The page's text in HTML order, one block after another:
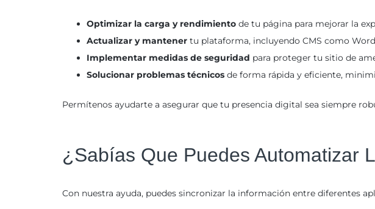
Optimizar la carga y rendimiento de tu página para mejorar la
Actualizar y mantener tu plataforma, incluyendo CMS como
Implementar medidas de seguridad para proteger tu sitio de
Solucionar problemas técnicos de forma rápida y eficiente,
Permítenos ayudarte a asegurar que tu presencia digital sea siempre
¿Sabías Que Puedes Automatizar
Con nuestra ayuda, puedes sincronizar la información entre diferentes